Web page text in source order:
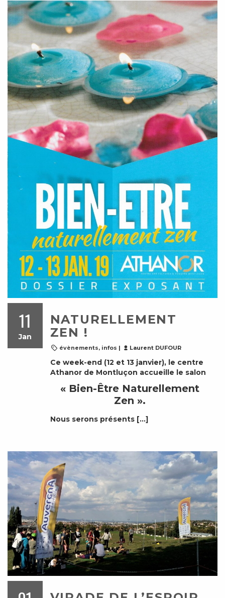
11
Jan
NATURELLEMENT
ZEN !
évènements, infos | Laurent DUFOUR
Ce week-end (12 et 13 janvier), le centre
Athanor de Montluçon accueille le salon
« Bien-Être Naturellement
Zen ».
Nous serons présents […]